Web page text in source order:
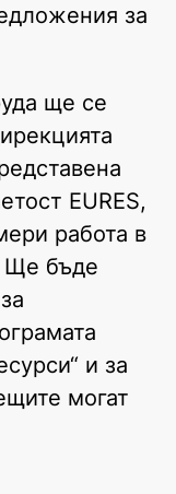
за
ще се
EURES,
работа в
Ще бъде
и за
могат